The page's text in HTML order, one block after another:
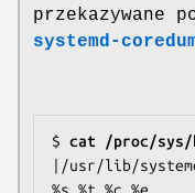
przekazywane
systemd-
$ cat /proc/sys/
|/usr/lib/